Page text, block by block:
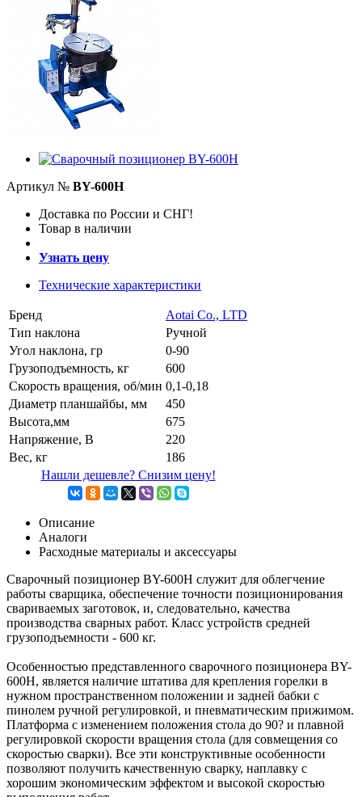
Артикул № BY-600H
Доставка по России и СНГ!
Товар в наличии
Узнать цену
Технические характеристики
Бренд
Aotai Co., LTD
Тип наклона
Ручной
Угол наклона, гр
0-90
Грузоподъемность, кг
600
Скорость вращения, об/мин 0,1-0,18
Диаметр планшайбы, мм
450
Высота,мм
675
Напряжение, В
220
Вес, кг
186
Нашли дешевле? Снизим цену!
Описание
Аналоги
Расходные материалы и аксессуары
Сварочный позиционер BY-600H служит для облегчение
работы сварщика, обеспечение точности позиционирования
свариваемых заготовок, и, следовательно, качества
производства сварных работ. Класс устройств средней
грузоподъемности - 600 кг.
Особенностью представленного сварочного позиционера BY-
600H, является наличие штатива для крепления горелки в
нужном пространственном положении и задней бабки с
пинолем ручной регулировкой, и пневматическим прижимом.
Платформа с изменением положения стола до 90? и плавной
регулировкой скорости вращения стола (для совмещения со
скоростью сварки). Все эти конструктивные особенности
позволяют получить качественную сварку, наплавку с
хорошим экономическим эффектом и высокой скоростью